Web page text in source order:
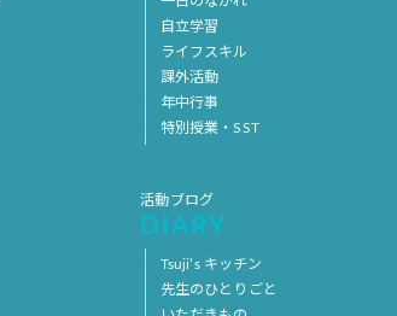
自立学習
ライフスキル
課外活動
年中行事
特別授業・SST
活動ブログ
DIARY
Tsuji’s キッチン
先生のひとりごと